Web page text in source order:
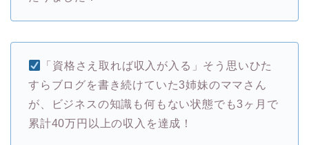
「資格さえ取れば収入が入る」そう思いひた
すらブログを書き続けていた3姉妹のママさん
が、ビジネスの知識も何もない状態でも3ヶ月で
累計40万円以上の収入を達成！